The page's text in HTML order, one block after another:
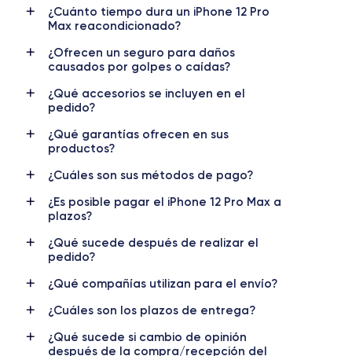
Dimensiones
160.8×78.1×7.4 mm
Peso
Pantalla
OLED 6.7 pulgadas
Resol. pantalla
1284 x 2778 píxeles
Nombre CPU
Apple A14 Bionic 6
Nombre GPU
4 Core GPU
Frec. procesador
Cámara
Resolución vídeo Carga rápida
¿Cuánto tiempo dura un iPhone 12 Pro
Max reacondicionado?
¿Ofrecen un seguro para daños
causados por golpes o caídas?
¿Qué accesorios se incluyen en el
pedido?
¿Qué garantías ofrecen en sus
productos?
¿Cuáles son sus métodos de pago?
¿Es posible pagar el iPhone 12 Pro Max a
plazos?
¿Qué sucede después de realizar el
pedido?
¿Qué compañías utilizan para el envío?
¿Cuáles son los plazos de entrega?
¿Qué sucede si cambio de opinión
después de la compra/recepción del